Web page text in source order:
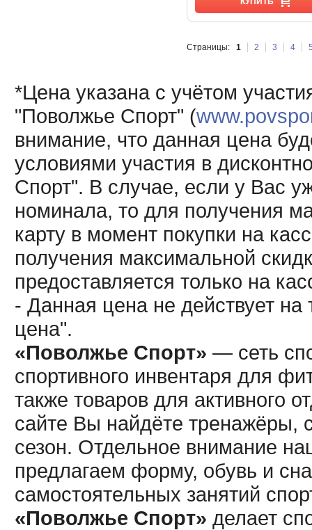
Страницы: 1 2 3 4
*Цена указана с учётом
"Поволжье Спорт" (
внимание, что данная цена
условиями участия в
Спорт". В случае, если у Вас
номинала, то для получения
карту в момент покупки на
получения максимальной
предоставляется только на
- Данная цена не действует
цена".
«Поволжье Спорт» — сеть
спортивного инвентаря для
также товаров для активного
сайте Вы найдёте тренажёры,
сезон. Отдельное внимание
предлагаем форму, обувь и
самостоятельных занятий
«Поволжье Спорт» делает